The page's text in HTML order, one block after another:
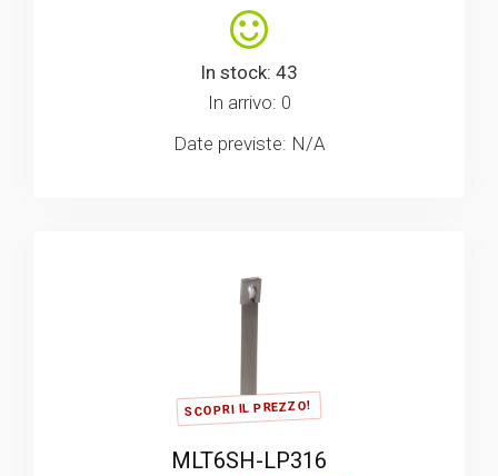
In stock: 43
In arrivo: 0
Date previste: N/A
SCOPRI IL PREZZO!
MLT6SH-LP316